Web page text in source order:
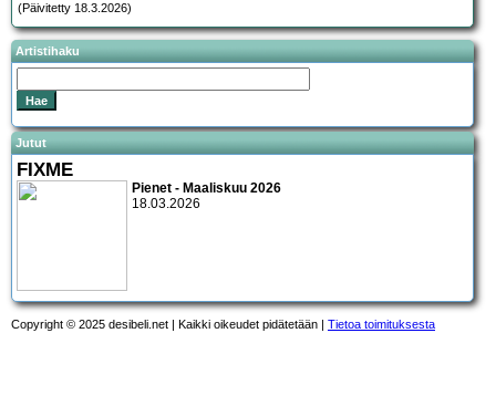
(Päivitetty 18.3.2026)
Artistihaku
Jutut
FIXME
Pienet - Maaliskuu 2026
18.03.2026
Copyright © 2025 desibeli.net | Kaikki oikeudet pidätetään | Tietoa toimituksesta